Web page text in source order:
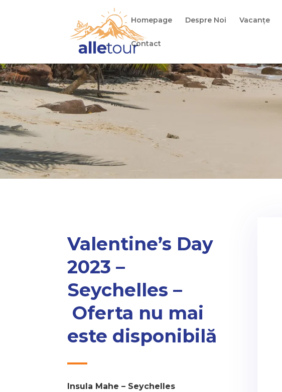
Homepage Despre Noi Vacanțe
Contact
Valentine’s Day
2023 –
Seychelles –
Oferta nu mai
este disponibilă
Insula Mahe – Seychelles